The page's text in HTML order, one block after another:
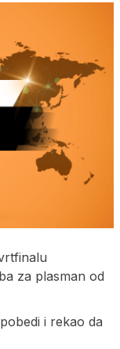
za plasman od
i rekao da